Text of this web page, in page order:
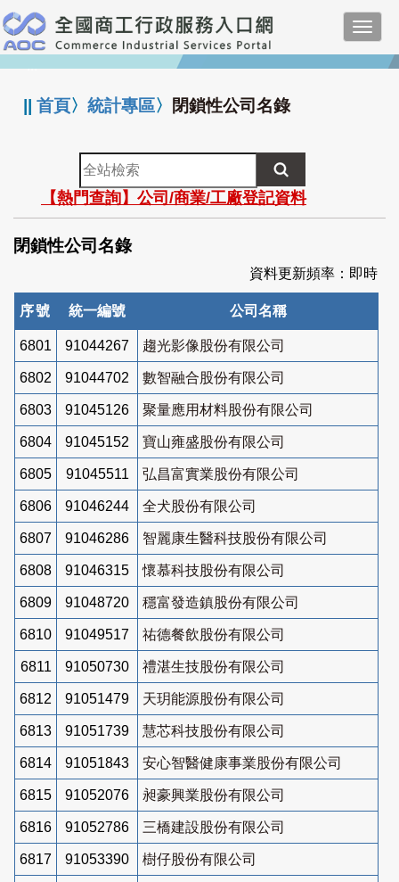
跳
到
主
要
:::
||首頁〉統計專區〉 閉鎖性公司名錄
全
站
檢
索
【熱門查詢】公司/商業/工廠登記資料
閉鎖性公司名錄
資料更新頻率：即時
序號 統一編號 公司名稱
6801 91044267 趨光影像股份有限公司
6802 91044702 數智融合股份有限公司
6803 91045126 聚量應用材料股份有限公司
6804 91045152 寶山雍盛股份有限公司
6805 91045511 弘昌富實業股份有限公司
6806 91046244 全犬股份有限公司
6807 91046286 智麗康生醫科技股份有限公司
6808 91046315 懷慕科技股份有限公司
6809 91048720 穩富發造鎮股份有限公司
6810 91049517 祐德餐飲股份有限公司
6811 91050730 禮湛生技股份有限公司
6812 91051479 天玥能源股份有限公司
6813 91051739 慧芯科技股份有限公司
6814 91051843 安心智醫健康事業股份有限公司
6815 91052076 昶豪興業股份有限公司
6816 91052786 三橋建設股份有限公司
6817 91053390 樹仔股份有限公司